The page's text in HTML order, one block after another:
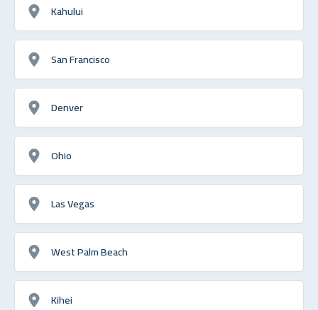
Kahului
San Francisco
Denver
Ohio
Las Vegas
West Palm Beach
Kihei